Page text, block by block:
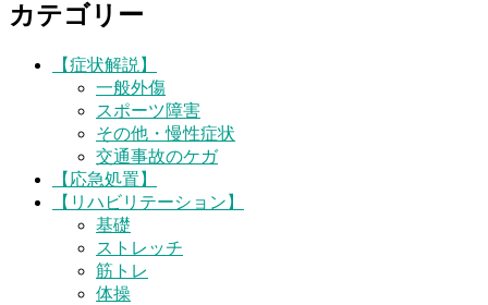
カテゴリー
【症状解説】
一般外傷
スポーツ障害
その他・慢性症状
交通事故のケガ
【応急処置】
【リハビリテーション】
基礎
ストレッチ
筋トレ
体操